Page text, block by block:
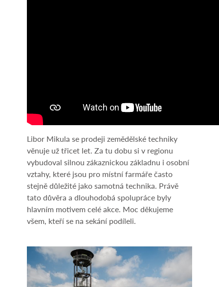
Libor Mikula se prodeji zemědělské techniky
věnuje už třicet let. Za tu dobu si v regionu
vybudoval silnou zákaznickou základnu i osobní
vztahy, které jsou pro místní farmáře často
stejně důležité jako samotná technika. Právě
tato důvěra a dlouhodobá spolupráce byly
hlavním motivem celé akce. Moc děkujeme
všem, kteří se na sekání podíleli.